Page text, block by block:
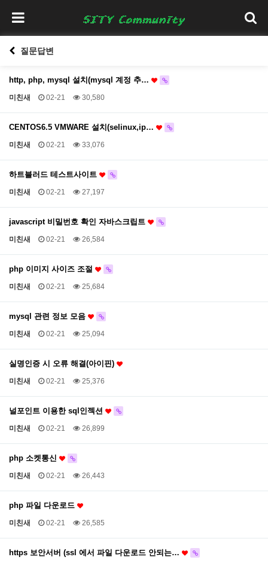
질문답변
http, php, mysql 설치(mysql 계정 추…
미친새 02-21 30,580
CENTOS6.5 VMWARE 설치(selinux,ip…
미친새 02-21 33,076
하트블러드 테스트사이트
미친새 02-21 27,197
javascript 비밀번호 확인 자바스크립트
미친새 02-21 26,584
php 이미지 사이즈 조절
미친새 02-21 25,684
mysql 관련 정보 모음
미친새 02-21 25,094
실명인증 시 오류 해결(아이핀)
미친새 02-21 25,376
널포인트 이용한 sql인젝션
미친새 02-21 26,899
php 소켓통신
미친새 02-21 26,443
php 파일 다운로드
미친새 02-21 26,585
https 보안서버 (ssl 에서 파일 다운로드 안되는…